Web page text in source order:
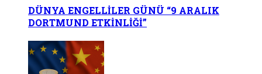
DÜNYA ENGELLİLER GÜNÜ “9 ARALIK
DORTMUND ETKİNLİĞİ”